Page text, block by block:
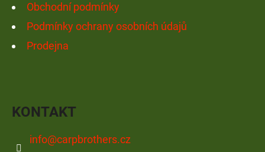
Obchodní podmínky
Podmínky ochrany osobních údajů
Prodejna
KONTAKT
info@carpbrothers.cz